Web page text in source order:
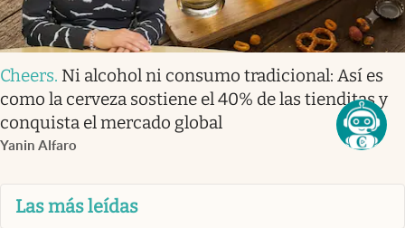
Cheers. Ni alcohol ni consumo tradicional: Así es
como la cerveza sostiene el 40% de las tienditas y
conquista el mercado global
Yanin Alfaro
Las más leídas